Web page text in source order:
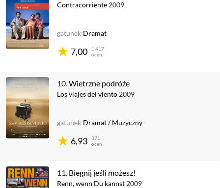
Contracorriente 2009
7,00
1 417
ocen
gatunek Dramat
10.Wietrzne podróże
Los viajes del viento 2009
6,93
371
ocen
gatunek Dramat/Muzyczny
11. Biegnij jeśli możesz!
Renn, wenn Du kannst 2009